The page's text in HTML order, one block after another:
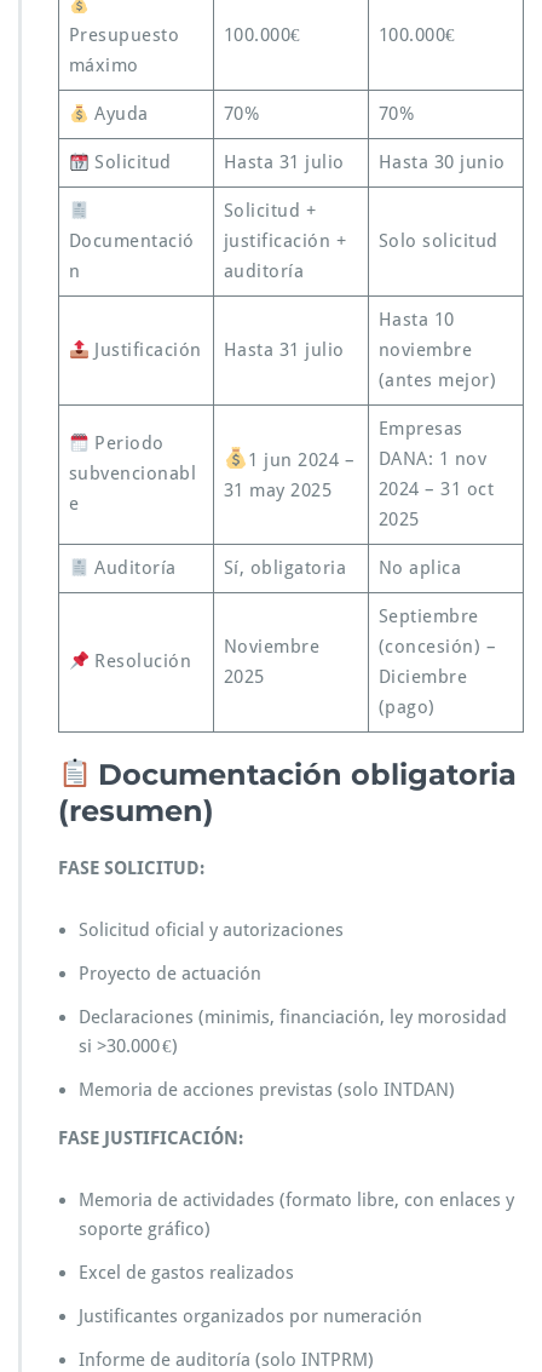
Presupuesto
máximo
100.000€ 100.000€
Ayuda 70% 70%
Solicitud Hasta 31 julio Hasta 30 junio
Documentació
n
Solicitud +
justificación +
auditoría
Solo solicitud
Justificación Hasta 31 julio
Hasta 10
noviembre
(antes mejor)
Periodo
subvencionabl
e
1 jun 2024 –
31 may 2025
Empresas
DANA: 1 nov
2024 – 31 oct
2025
Auditoría Sí, obligatoria No aplica
Resolución
Noviembre
2025
Septiembre
(concesión) –
Diciembre
(pago)
Documentación obligatoria
(resumen)
FASE SOLICITUD:
Solicitud oficial y autorizaciones
Proyecto de actuación
Declaraciones (minimis, financiación, ley morosidad
si >30.000 €)
Memoria de acciones previstas (solo INTDAN)
FASE JUSTIFICACIÓN:
Memoria de actividades (formato libre, con enlaces y
soporte gráfico)
Excel de gastos realizados
Justificantes organizados por numeración
Informe de auditoría (solo INTPRM)